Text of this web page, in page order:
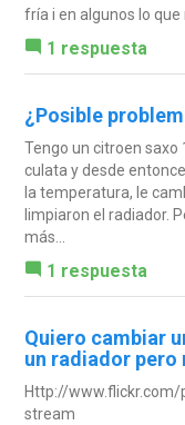
fría i en algunos lo que
1 respuesta
¿Posible
Tengo un citroen saxo
culata y desde
la temperatura, le
limpiaron el radiador.
más...
1 respuesta
Quiero cambiar
un radiador pero
Http://
stream